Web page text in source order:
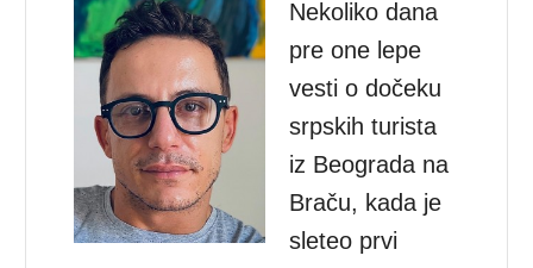
Nekoliko dana
pre one lepe
vesti o dočeku
srpskih turista
iz Beograda na
Braču, kada je
sleteo prvi